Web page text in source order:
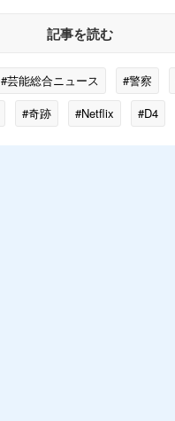
記事を読む
#芸能総合ニュース #警察
#奇跡 #Netflix
#D4